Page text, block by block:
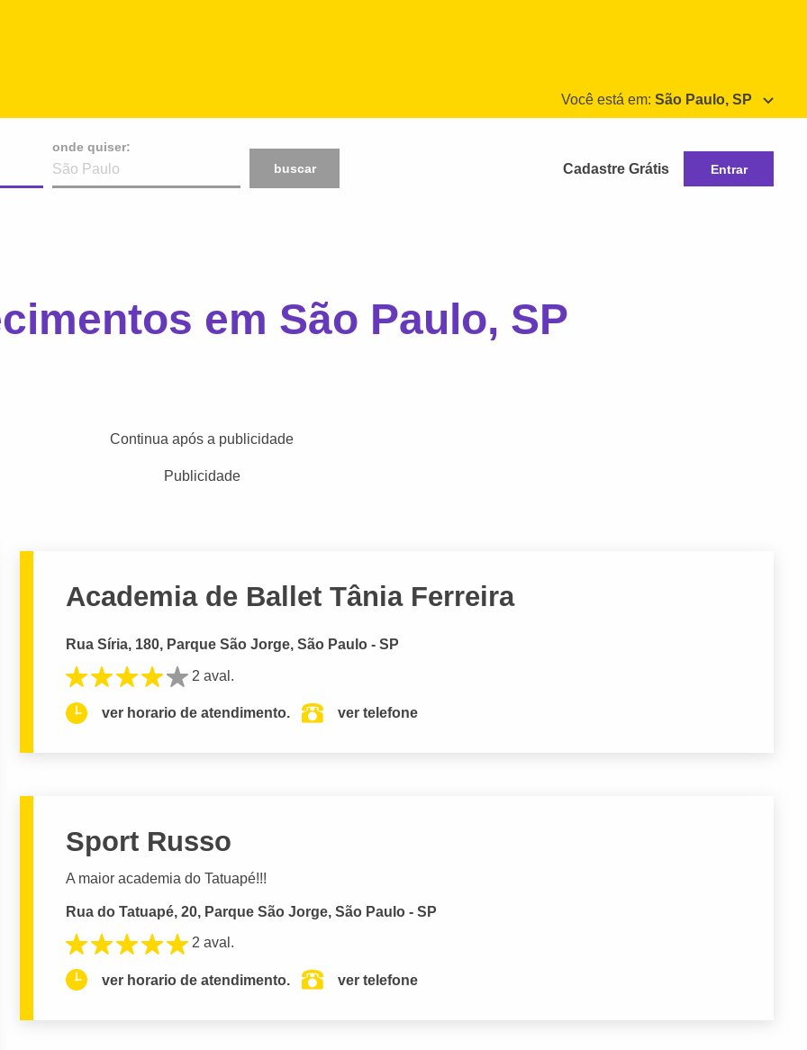
Você está em: São Paulo, SP
onde quiser:
buscar
Cadastre Grátis Entrar
em São Paulo, SP
Continua após a publicidade
Publicidade
Academia de Ballet Tânia Ferreira
Rua Síria, 180, Parque São Jorge, São Paulo - SP
2 aval.
ver horario de atendimento. ver telefone
Sport Russo
A maior academia do Tatuapé!!!
Rua do Tatuapé, 20, Parque São Jorge, São Paulo - SP
2 aval.
ver horario de atendimento. ver telefone